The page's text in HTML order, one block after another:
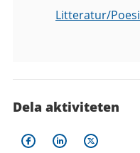
Litteratur/Poesi
Dela aktiviteten